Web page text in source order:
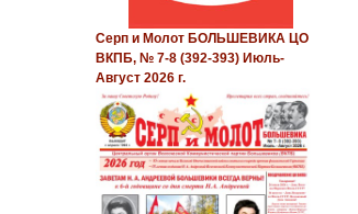
Серп и Молот БОЛЬШЕВИКА ЦО
ВКПБ, № 7-8 (392-393) Июль-
Август 2026 г.